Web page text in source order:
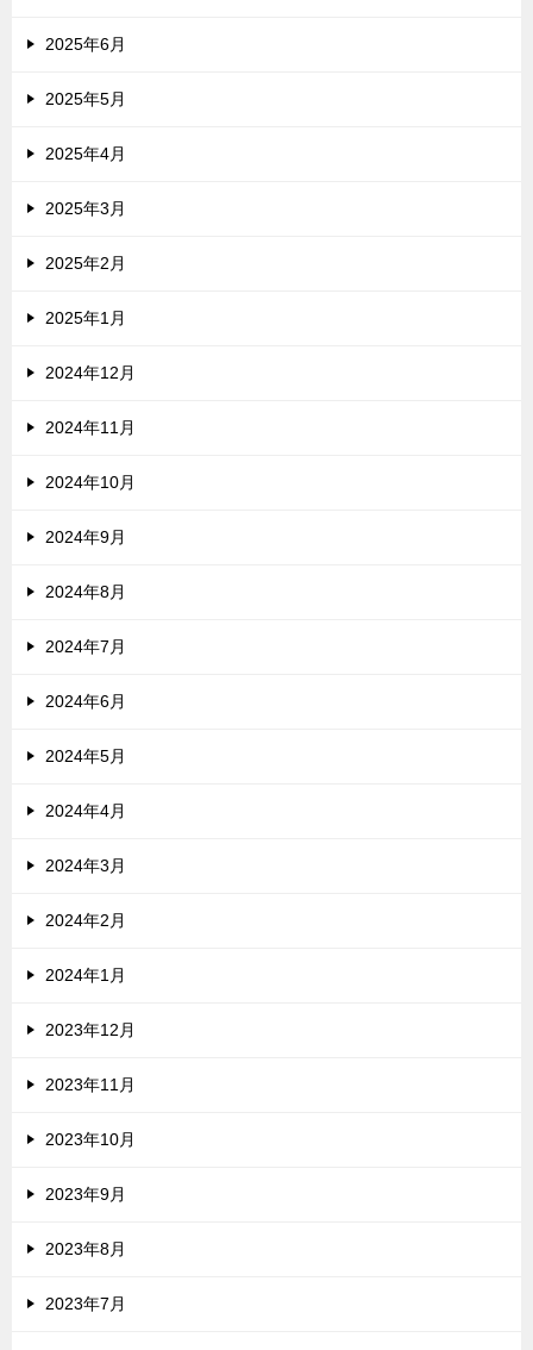
2025年6月
2025年5月
2025年4月
2025年3月
2025年2月
2025年1月
2024年12月
2024年11月
2024年10月
2024年9月
2024年8月
2024年7月
2024年6月
2024年5月
2024年4月
2024年3月
2024年2月
2024年1月
2023年12月
2023年11月
2023年10月
2023年9月
2023年8月
2023年7月